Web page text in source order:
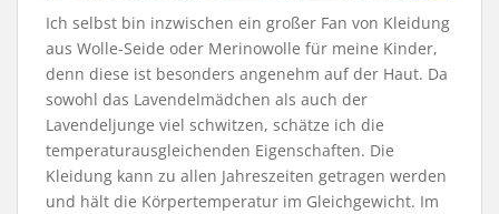
Ich selbst bin inzwischen ein großer Fan von Kleidung
aus Wolle-Seide oder Merinowolle für meine Kinder,
denn diese ist besonders angenehm auf der Haut. Da
sowohl das Lavendelmädchen als auch der
Lavendeljunge viel schwitzen, schätze ich die
temperaturausgleichenden Eigenschaften. Die
Kleidung kann zu allen Jahreszeiten getragen werden
und hält die Körpertemperatur im Gleichgewicht. Im